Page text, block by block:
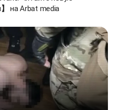
на Arbat media